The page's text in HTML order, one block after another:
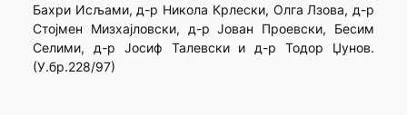
Бахри Исљами, д-р Никола Крлески, Олга Лзова, д-р
Стојмен Мизхајловски, д-р Јован Проевски, Бесим
Селими, д-р Јосиф Талевски и д-р Тодор Џунов.
(У.бр.228/97)